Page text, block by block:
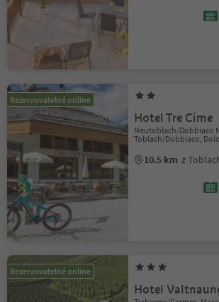
Rezervovatelné online
Hotel Tre Cime
Neutoblach/Dobbiaco
Toblach/Dobbiaco,
10.5 km z
Rezervovatelné online
Hotel